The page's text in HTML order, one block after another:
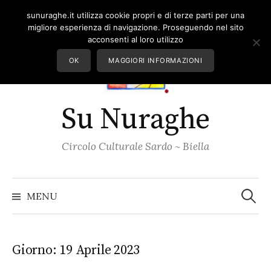
Su Nuraghe
Circolo Culturale Sardo ~ Biella
MENU per:
Giorno: 19 Aprile 2023
sunuraghe.it utilizza cookie propri e di terze parti per una
migliore esperienza di navigazione. Proseguendo nel sito
acconsenti al loro utilizzo
OK MAGGIORI INFORMAZIONI